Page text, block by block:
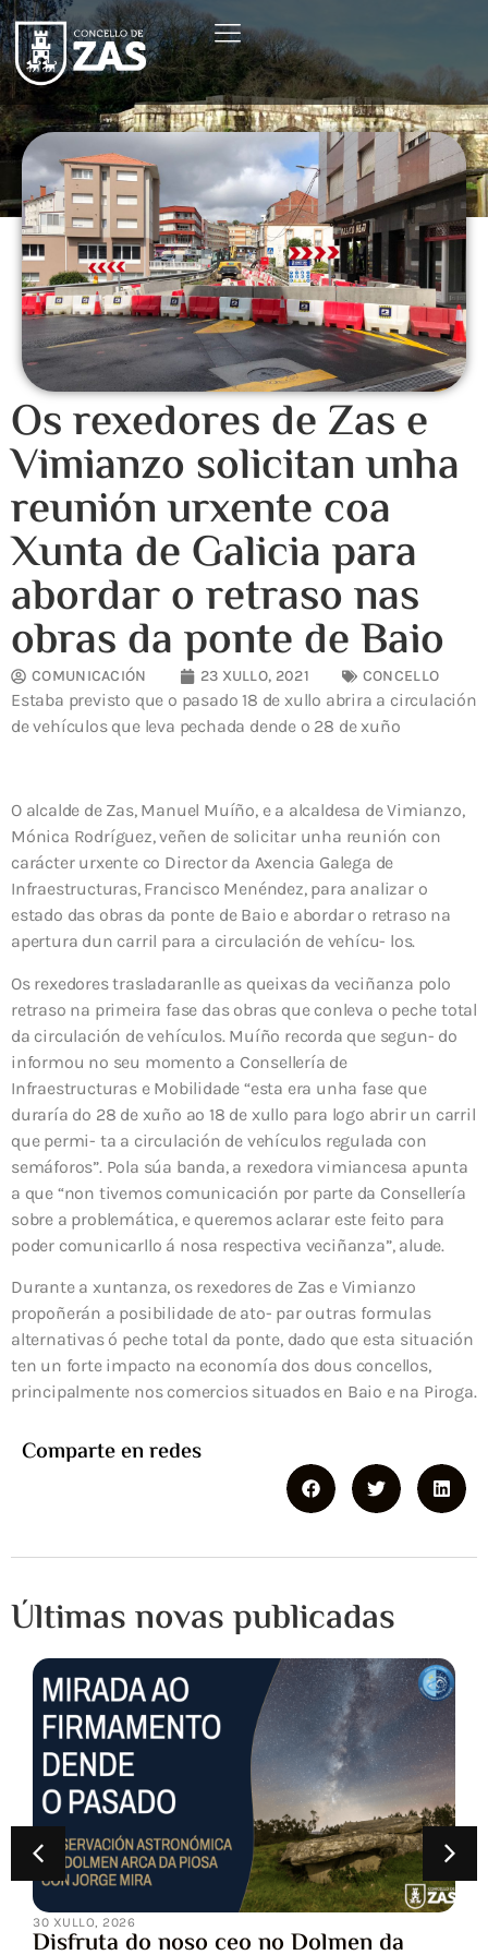
Os rexedores de Zas e
Vimianzo solicitan unha
reunión urxente coa
Xunta de Galicia para
abordar o retraso nas
obras da ponte de Baio
COMUNICACIÓN 23 XULLO, 2021 CONCELLO
Estaba previsto que o pasado 18 de xullo abrira a circulación
de vehículos que leva pechada dende o 28 de xuño
O alcalde de Zas, Manuel Muíño, e a alcaldesa de Vimianzo,
Mónica Rodríguez, veñen de solicitar unha reunión con
carácter urxente co Director da Axencia Galega de
Infraestructuras, Francisco Menéndez, para analizar o
estado das obras da ponte de Baio e abordar o retraso na
apertura dun carril para a circulación de vehícu- los.
Os rexedores trasladaranlle as queixas da veciñanza polo
retraso na primeira fase das obras que conleva o peche total
da circulación de vehículos. Muíño recorda que segun- do
informou no seu momento a Consellería de
Infraestructuras e Mobilidade “esta era unha fase que
duraría do 28 de xuño ao 18 de xullo para logo abrir un carril
que permi- ta a circulación de vehículos regulada con
semáforos”. Pola súa banda, a rexedora vimiancesa apunta
a que “non tivemos comunicación por parte da Consellería
sobre a problemática, e queremos aclarar este feito para
poder comunicarllo á nosa respectiva veciñanza”, alude.
Durante a xuntanza, os rexedores de Zas e Vimianzo
propoñerán a posibilidade de ato- par outras formulas
alternativas ó peche total da ponte, dado que esta situación
ten un forte impacto na economía dos dous concellos,
principalmente nos comercios situados en Baio e na Piroga.
Comparte en redes
Últimas novas publicadas
30 XULLO, 2026
Disfruta do noso ceo no Dolmen da